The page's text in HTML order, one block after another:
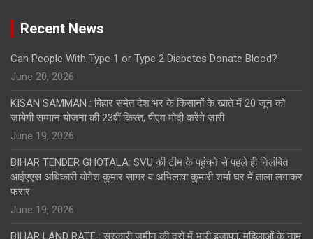
Recent News
Can People With Type 1 or Type 2 Diabetes Donate Blood?
June 20, 2026
KISAN SAMMAN : बिहार समेत देश भर के किसानों के खाते में 20 जून को
जायेगी सम्मान योजना की 23वीं किस्त, पीएम मोदी करेंगे जारी
June 19, 2026
BIHAR TENDER GHOTALA: SVU की टीम के पहुंचने से पहले ही निलंबित
आईएएस अधिकारी योगेश कुमार सागर व अभिलाषा कुमारी शर्मा घर में ताला लगाकर
फरार
June 19, 2026
BIHAR LAND RATE : सरकारी जमीन की दरों में भारी इजाफा, महिलाओं के नाम